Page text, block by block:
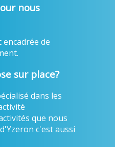
nous
de
sur place?
dans les
que nous
c'est aussi